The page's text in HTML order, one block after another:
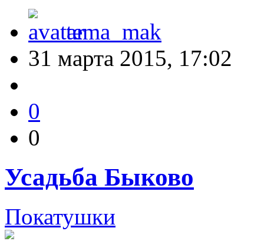
tema_mak
31 марта 2015, 17:02
0
0
Усадьба Быково
Покатушки